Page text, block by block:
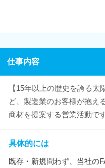
仕事内容
【15年以上の歴史を誇る
ど、製造業のお客様が抱え
商材を提案する営業活動で
具体的には
既存・新規問わず、当社の